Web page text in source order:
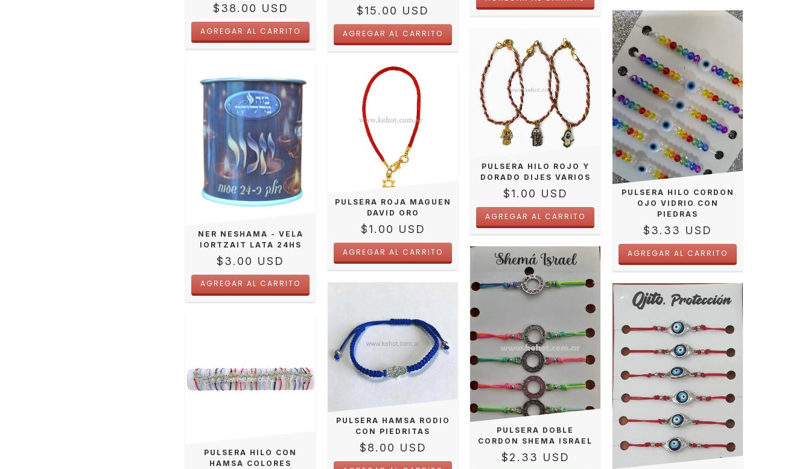
$38.00 USD $15.00 USD
NER NESHAMA - VELA
IORTZAIT LATA 24HS
$3.00 USD
PULSERA ROJA MAGUEN
DAVID ORO
$1.00 USD
PULSERA HILO ROJO Y
DORADO DIJES VARIOS
$1.00 USD
PULSERA HILO CORDON
OJO VIDRIO CON
PIEDRAS
$3.33 USD
PULSERA HILO CON
HAMSA COLORES
PULSERA HAMSA RODIO
CON PIEDRITAS
$8.00 USD
PULSERA DOBLE
CORDON SHEMA ISRAEL
$2.33 USD